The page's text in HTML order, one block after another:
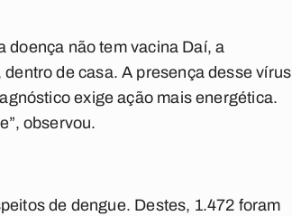
doença não tem vacina Daí, a
de casa. A presença desse vírus
exige ação mais energética.
observou.
de dengue. Destes, 1.472 foram